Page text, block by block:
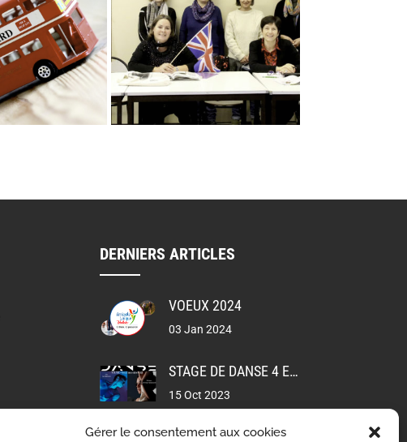
Gérer le consentement aux cookies
DERNIERS ARTICLES
VOEUX 2024
03 Jan 2024
STAGE DE DANSE 4 ET 5 NOVEMBRE 2023
15 Oct 2023
VOLVIC EN ROSE – MERCI POUR VOTRE PARTICIPATION